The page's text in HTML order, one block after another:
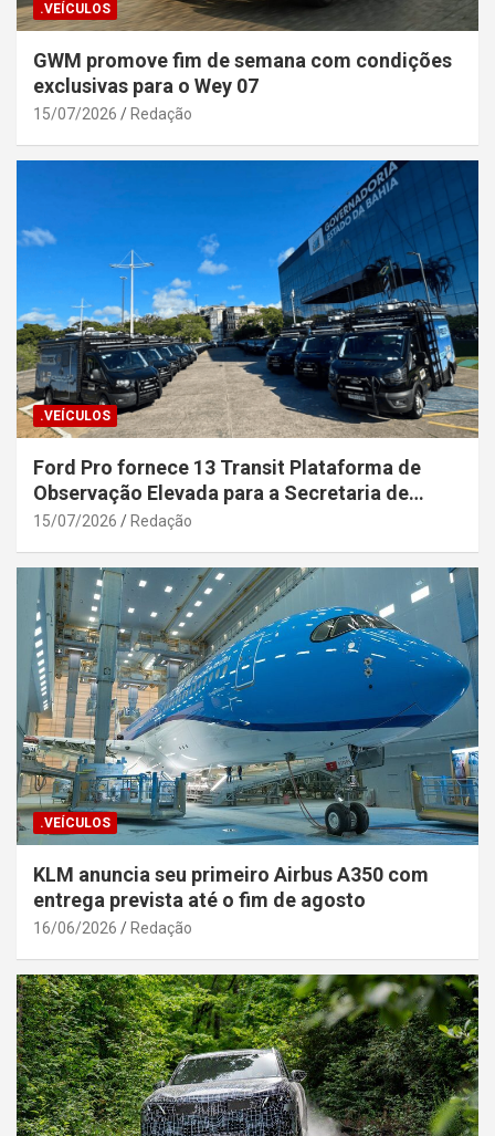
.VEÍCULOS
GWM promove fim de semana com condições
exclusivas para o Wey 07
15/07/2026 Redação
.VEÍCULOS
Ford Pro fornece 13 Transit Plataforma de
Observação Elevada para a Secretaria de
Segurança Pública da Bahia
15/07/2026 Redação
.VEÍCULOS
KLM anuncia seu primeiro Airbus A350 com
entrega prevista até o fim de agosto
16/06/2026 Redação